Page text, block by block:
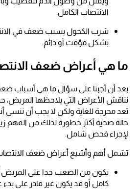
الانتصاب الكامل.
شرب الكحول يسبب ضعف في
بشكل مؤقت أو دائم.
ما هي أعراض ضعف
بعد أن أجبنا على سؤال ما هي أسباب
نناقش الأعراض التي يلاحظها المريض،
تعد محرجة للغاية ولكن لا يجب أن ننسى
حالة صحية أكثر خطورة لذلك من المهم
لإجراء فحص شامل.
تشمل أهم وأشيع أعراض ضعف الانتصاب
يكون من الصعب جدا على المريض
كامل أو قد يكون غير قادر على بدء